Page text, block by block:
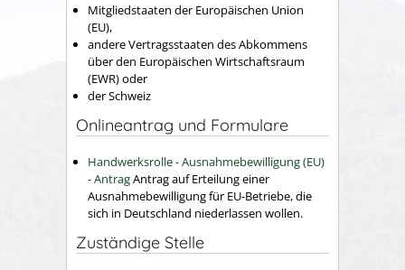
Mitgliedstaaten der Europäischen Union
(EU),
andere Vertragsstaaten des Abkommens
über den Europäischen Wirtschaftsraum
(EWR) oder
der Schweiz
Onlineantrag und Formulare
Handwerksrolle - Ausnahmebewilligung (EU)
- AntragAntrag auf Erteilung einer
Ausnahmebewilligung für EU-Betriebe, die
sich in Deutschland niederlassen wollen.
Zuständige Stelle